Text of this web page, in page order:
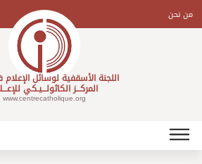
contentمن نحن
اللجنة الأسقفية لوسائل
المركـــز الكاثولـــيـكي
www.centrecatholique.org